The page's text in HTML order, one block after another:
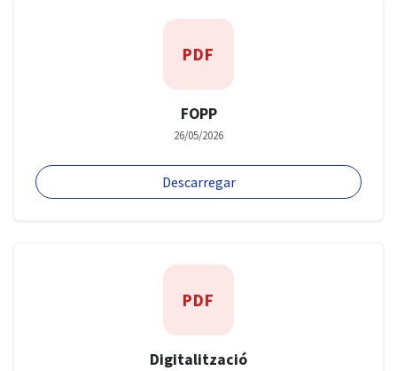
PDF
FOPP
26/05/2026
Descarregar
PDF
Digitalització